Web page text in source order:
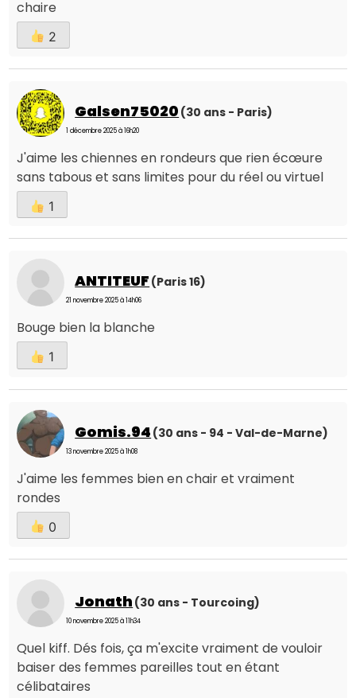
chaire
2
Galsen75020 (30 ans - Paris)
1 décembre 2025 à 16h20
J'aime les chiennes en rondeurs que rien écœure
sans tabous et sans limites pour du réel ou virtuel
1
ANTITEUF (Paris 16)
21 novembre 2025 à 14h06
Bouge bien la blanche
1
Gomis.94 (30 ans - 94 - Val-de-Marne)
13 novembre 2025 à 1h08
J'aime les femmes bien en chair et vraiment
rondes
0
Jonath (30 ans - Tourcoing)
10 novembre 2025 à 11h34
Quel kiff. Dés fois, ça m'excite vraiment de vouloir
baiser des femmes pareilles tout en étant
célibataires